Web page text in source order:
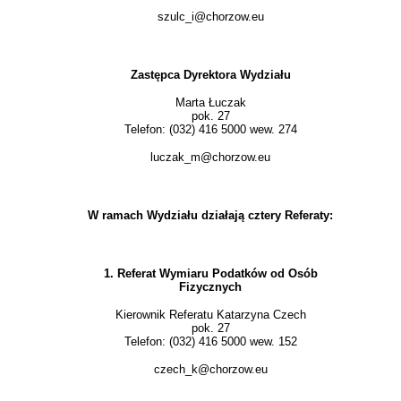
szulc_i@chorzow.eu
Zastępca Dyrektora Wydziału
Marta Łuczak
pok. 27
Telefon: (032) 416 5000 wew. 274
luczak_m@chorzow.eu
W ramach Wydziału działają cztery Referaty:
1. Referat Wymiaru Podatków od Osób
Fizycznych
Kierownik Referatu Katarzyna Czech
pok. 27
Telefon: (032) 416 5000 wew. 152
czech_k@chorzow.eu